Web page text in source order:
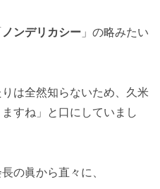
ノンデリカシー 」の略みたい
は全然知らないため、久米
すね」と口にしていまし
の眞から直々に、